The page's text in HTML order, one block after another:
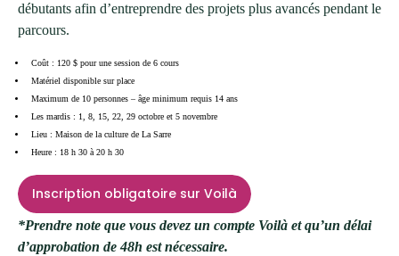
débutants afin d’entreprendre des projets plus avancés pendant le
parcours.
Coût : 120 $ pour une session de 6 cours
Matériel disponible sur place
Maximum de 10 personnes – âge minimum requis 14 ans
Les mardis : 1, 8, 15, 22, 29 octobre et 5 novembre
Lieu : Maison de la culture de La Sarre
Heure : 18 h 30 à 20 h 30
Inscription obligatoire sur Voilà
*Prendre note que vous devez un compte Voilà et qu’un délai
d’approbation de 48h est nécessaire.